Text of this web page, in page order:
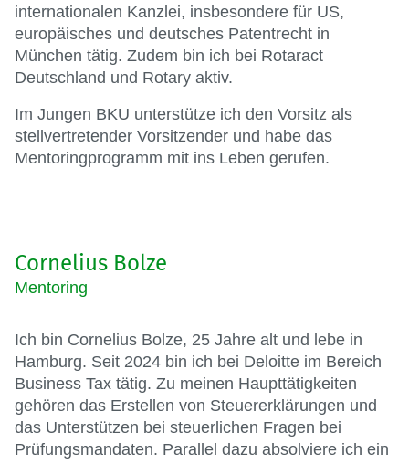
internationalen Kanzlei, insbesondere für US,
europäisches und deutsches Patentrecht in
München tätig. Zudem bin ich bei Rotaract
Deutschland und Rotary aktiv.
Im Jungen BKU unterstütze ich den Vorsitz als
stellvertretender Vorsitzender und habe das
Mentoringprogramm mit ins Leben gerufen.
Cornelius Bolze
Mentoring
Ich bin Cornelius Bolze, 25 Jahre alt und lebe in
Hamburg. Seit 2024 bin ich bei Deloitte im Bereich
Business Tax tätig. Zu meinen Haupttätigkeiten
gehören das Erstellen von Steuererklärungen und
das Unterstützen bei steuerlichen Fragen bei
Prüfungsmandaten. Parallel dazu absolviere ich ein